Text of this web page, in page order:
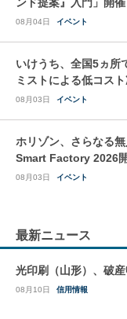
08月04日 イベント
いけうち、全国5ヵ所
ミストによる低コス
08月03日 イベント
ホリゾン、さらなる
Smart Factory 2026
08月03日 イベント
最新ニュース
光印刷（山形）、破
08月10日 信用情報